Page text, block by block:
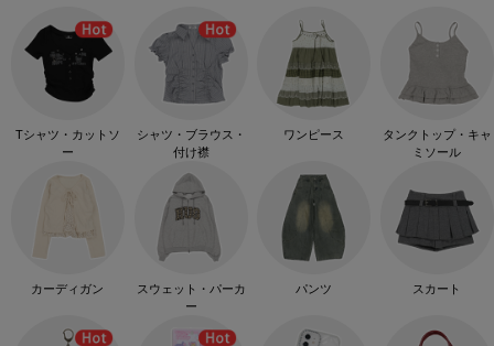
Tシャツ・カットソ
ー
シャツ・ブラウス・
付け襟
ワンピース
タンクトップ・キャ
ミソール
カーディガン
スウェット・パーカ
ー
パンツ スカート